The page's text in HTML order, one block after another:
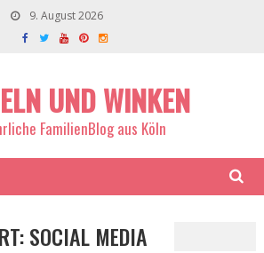
9. August 2026
UND WINKEN
FamilienBlog aus Köln
SOCIAL MEDIA